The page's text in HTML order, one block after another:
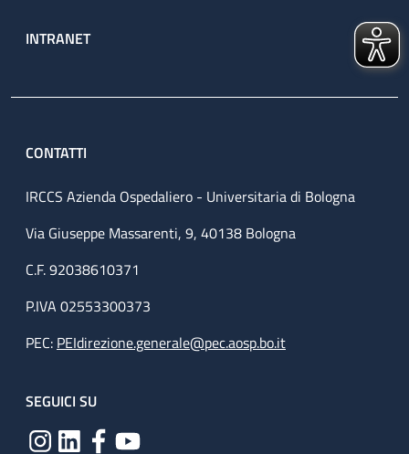
INTRANET
CONTATTI
IRCCS Azienda Ospedaliero - Universitaria di Bologna
Via Giuseppe Massarenti, 9, 40138 Bologna
C.F. 92038610371
P.IVA 02553300373
PEC: PEIdirezione.generale@pec.aosp.bo.it
SEGUICI SU